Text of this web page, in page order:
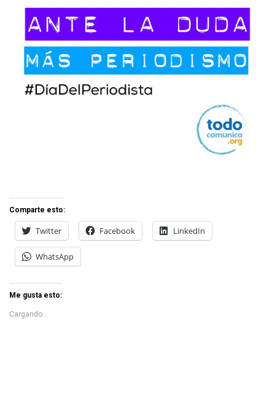
Comparte esto:
Twitter Facebook LinkedIn
WhatsApp
Me gusta esto:
Cargando...